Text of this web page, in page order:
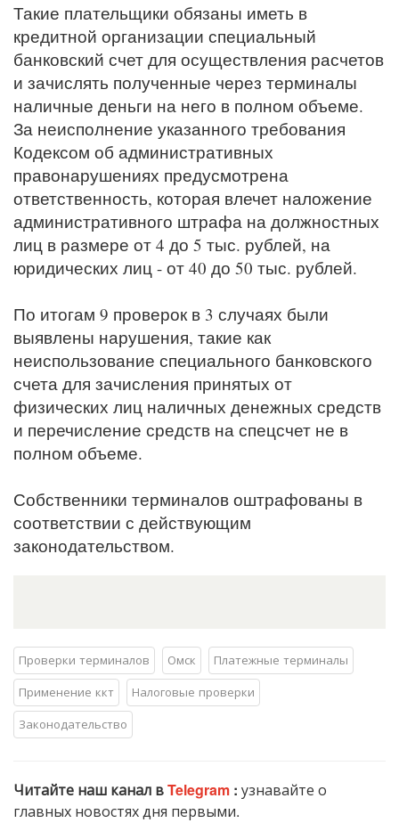
Такие плательщики обязаны иметь в
кредитной организации специальный
банковский счет для осуществления расчетов
и зачислять полученные через терминалы
наличные деньги на него в полном объеме.
За неисполнение указанного требования
Кодексом об административных
правонарушениях предусмотрена
ответственность, которая влечет наложение
административного штрафа на должностных
лиц в размере от 4 до 5 тыс. рублей, на
юридических лиц - от 40 до 50 тыс. рублей.
По итогам 9 проверок в 3 случаях были
выявлены нарушения, такие как
неиспользование специального банковского
счета для зачисления принятых от
физических лиц наличных денежных средств
и перечисление средств на спецсчет не в
полном объеме.
Собственники терминалов оштрафованы в
соответствии с действующим
законодательством.
Проверки терминалов Омск
Платежные терминалы
Применение ккт
Налоговые проверки
Законодательство
Читайте наш канал вTelegram : узнавайте о
главных новостях дня первыми.